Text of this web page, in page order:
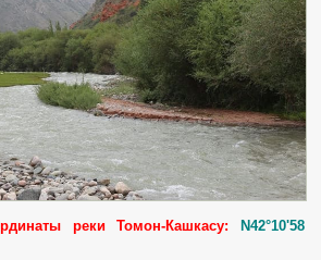
реки Томон-Кашкасу:
N42°10'58